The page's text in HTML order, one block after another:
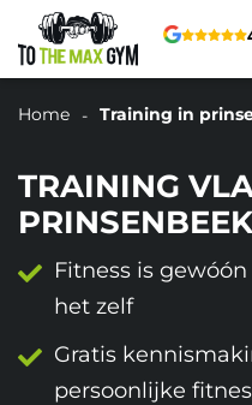
Home Training in
TRAINING
PRINSENBEEK
Fitness is
het zelf
Gratis
persoonlijke